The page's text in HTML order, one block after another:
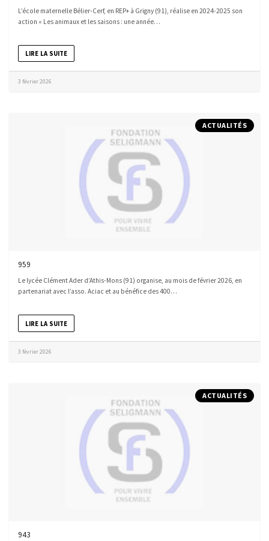
L’école maternelle Bélier-Cerf, en REP+ à Grigny (91), réalise en 2024-2025 son
action « Les animaux et les saisons : une année…
LIRE LA SUITE
3 février 2026
ACTUALITÉS
959
Le lycée Clément Ader d’Athis-Mons (91) organise, au mois de février 2026, en
partenariat avec l’asso. Aciac et au bénéfice des 400…
LIRE LA SUITE
3 février 2026
ACTUALITÉS
943